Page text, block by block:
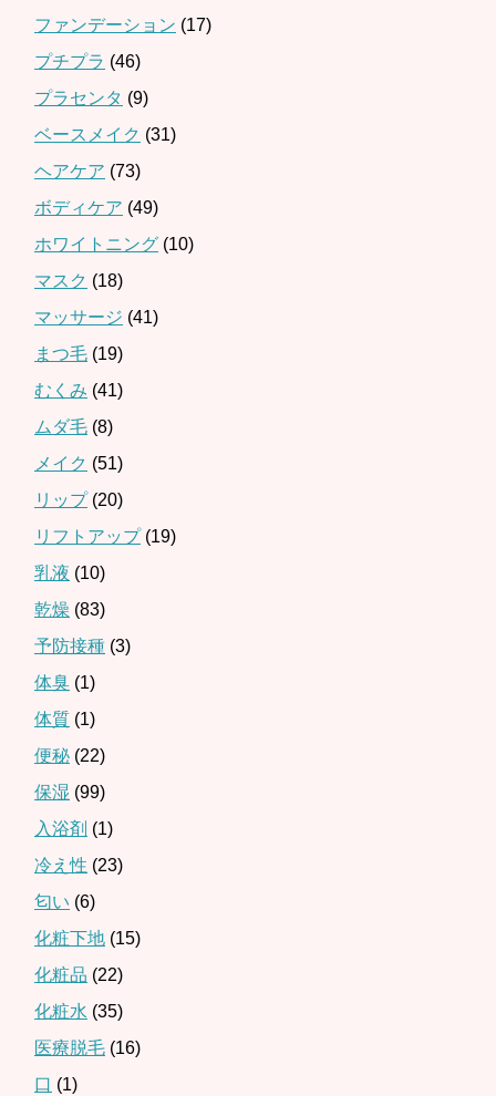
ファンデーション (17)
プチプラ (46)
プラセンタ (9)
ベースメイク (31)
ヘアケア (73)
ボディケア (49)
ホワイトニング (10)
マスク (18)
マッサージ (41)
まつ毛 (19)
むくみ (41)
ムダ毛 (8)
メイク (51)
リップ(20)
リフトアップ(19)
乳液 (10)
乾燥 (83)
予防接種 (3)
体臭 (1)
体質 (1)
便秘 (22)
保湿 (99)
入浴剤 (1)
冷え性 (23)
匂い (6)
化粧下地 (15)
化粧品 (22)
化粧水 (35)
医療脱毛 (16)
口 (1)